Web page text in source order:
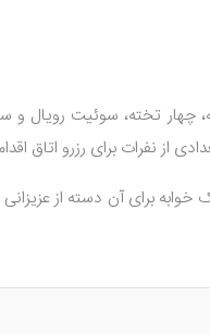
از نفرات برای رزرو اتاق
برای آن دسته از عزیزانی